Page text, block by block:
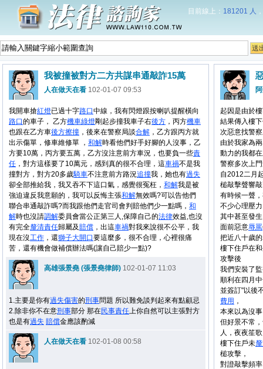
目前線上： 181201 人
我被撞被對方二方共謀串通敲詐15萬
人在做天在看 102-01-07 09:53
我開車搶紅燈已過十字路口中線，我有閃燈跟按喇叭提醒橫向
路口的車子， 乙方機車綠燈剛起步撞我車子右後方 ，丙方機車
也跟在乙方車後方擦撞 ，後來在警察局談合解 ，乙方跟丙方就
出示傷單，修車維修單 ， 和解時看他們好手好腳的人沒事，乙
方要10萬，丙方要五萬，乙方沒注意前方車況，也要負一些責
任 ，對方這樣要了10萬元，感到真的很不合理，這車禍不是我
撞對方，對方20多歲騎車不注意前方路況追撞我，她也有過失
卻全部推給我，我又吞不下這口氣，感覺很冤枉， 和解我是被
強迫違反我意願的，我可以反悔主張和解無效嗎?可以告他們
聯合串通敲詐嗎?而我跟他們走官司會判賠他們少一點嗎， 和
解時也沒請調解委員會當公正第三人,保障自己的法律效益,也沒
有完全釐清責任歸屬及賠償 ，出這車禍對我來說很不公平，我
現在沒工作 ，還獅子大開口要這麼多，很不合理，心裡很痛
苦，還有機會做補償辦法嗎(讓自己賠少一點)?
高雄張景堯 (張景堯律師) 102-01-07 11:03
1.主要是你有過失傷害的刑事問題 所以難免談判起來有點顧忌
2.除非你不在意刑事部分 那在民事責任上你自然可以主張對方
也是有過失 賠償金應該酌減
人在做天在看 102-01-08 00:58
起因是由於
結果傳入樓
次惡意找警
由於我家為
動力的我都
警察多次上
自2012二月
槌敲擊聲響
有時候一聲
不少心理壓
其中甚至發
面前惡意辱罵
把近八十歲
樓下住戶在
攻擊後
我們安裝了
順利在四月
並簽訂"以後
費用 ，
本來以為沒
但好景不常
人，夜夜笙歌
樓下住戶未
槌攻擊，
對證敲擊頻